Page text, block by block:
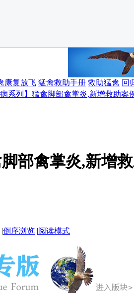
康复放飞 猛禽救助手册 救助猛禽 回
系列】猛禽脚部禽掌炎,新增救助案
部禽掌炎,新增救
|倒序浏览 |阅读模式